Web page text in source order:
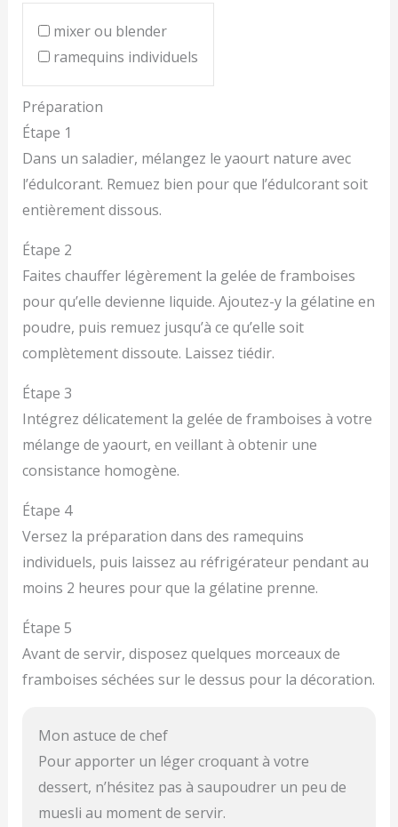
mixer ou blender
ramequins individuels
Préparation
Étape 1
Dans un saladier, mélangez le yaourt nature avec
l’édulcorant. Remuez bien pour que l’édulcorant soit
entièrement dissous.
Étape 2
Faites chauffer légèrement la gelée de framboises
pour qu’elle devienne liquide. Ajoutez-y la gélatine en
poudre, puis remuez jusqu’à ce qu’elle soit
complètement dissoute. Laissez tiédir.
Étape 3
Intégrez délicatement la gelée de framboises à votre
mélange de yaourt, en veillant à obtenir une
consistance homogène.
Étape 4
Versez la préparation dans des ramequins
individuels, puis laissez au réfrigérateur pendant au
moins 2 heures pour que la gélatine prenne.
Étape 5
Avant de servir, disposez quelques morceaux de
framboises séchées sur le dessus pour la décoration.
Mon astuce de chef
Pour apporter un léger croquant à votre
dessert, n’hésitez pas à saupoudrer un peu de
muesli au moment de servir.